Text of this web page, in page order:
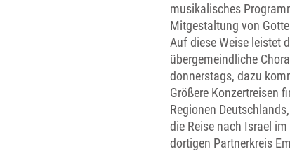
musikalisches
Mitgestaltung von
Auf diese Weise leistet
übergemeindliche
donnerstags, dazu
Größere Konzertreisen
Regionen
die Reise nach Israel
dortigen Partnerkreis